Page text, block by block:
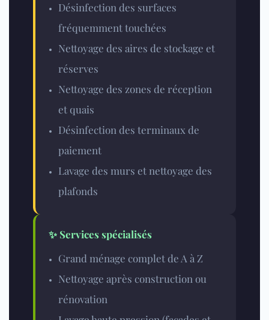
Désinfection des surfaces
fréquemment touchées
Nettoyage des aires de stockage et
réserves
Nettoyage des zones de réception
et quais
Désinfection des terminaux de
paiement
Lavage des murs et nettoyage des
plafonds
✨ Services spécialisés
Grand ménage complet de A à Z
Nettoyage après construction ou
rénovation